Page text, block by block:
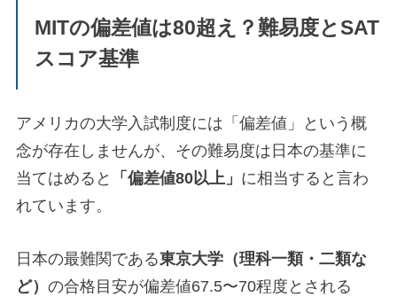
MITの偏差値は80超え？難易度とSAT
スコア基準
アメリカの大学入試制度には「偏差値」という概
念が存在しませんが、その難易度は日本の基準に
当てはめると
「偏差値80以上」 に相当すると言わ
れています。
日本の最難関である東京大学（理科一類・二類な
ど） の合格目安が偏差値67.5〜70程度とされる